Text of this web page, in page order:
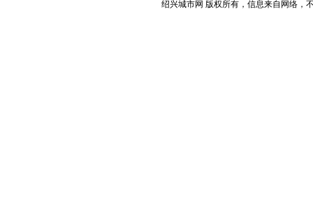
绍兴城市网 版权所有，信息来自网络，